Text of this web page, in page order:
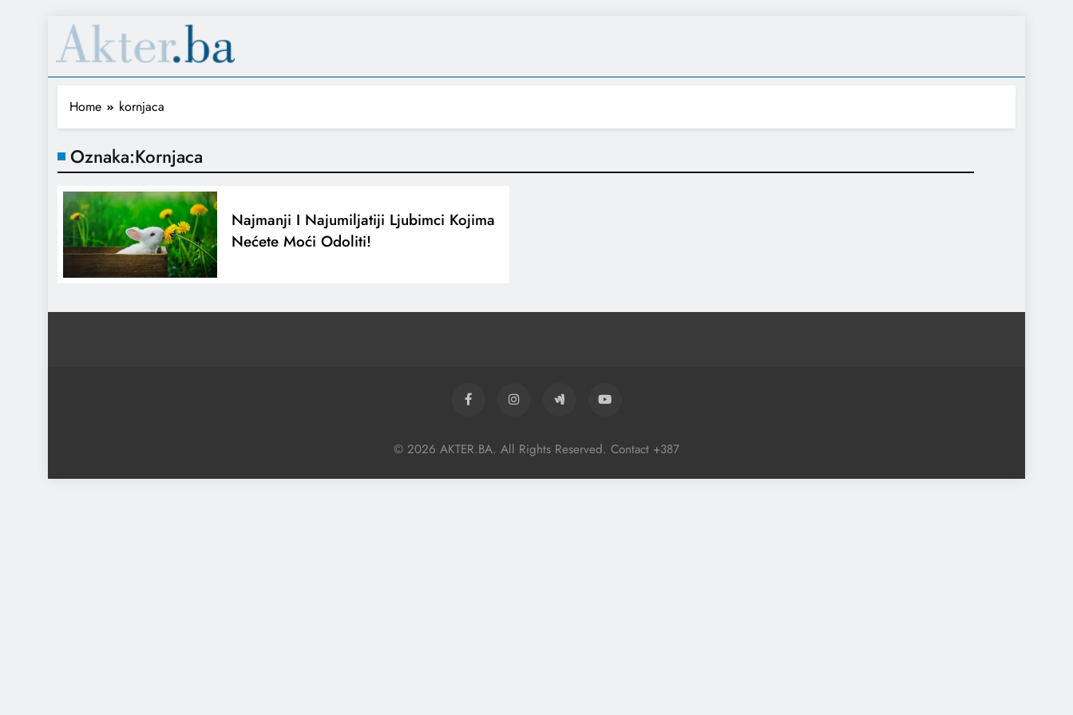
Home kornjaca
Oznaka:Kornjaca
Najmanji I Najumiljatiji Ljubimci Kojima
Nećete Moći Odoliti!
© 2026 AKTER.BA. All Rights Reserved. Contact +387